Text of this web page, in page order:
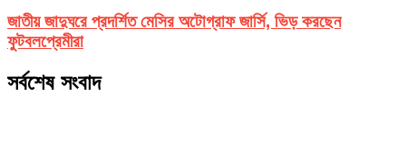
জাতীয় জাদুঘরে প্রদর্শিত মেসির অটোগ্রাফ জার্সি, ভিড় করছেন
ফুটবলপ্রেমীরা
সর্বশেষ সংবাদ